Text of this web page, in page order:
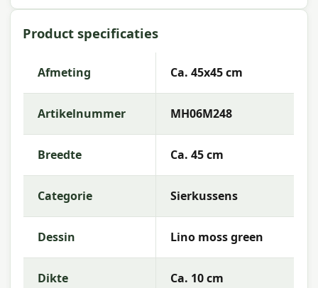
Artikelnummer:
EAN:8713229393373
Afmeting:Ca. 45x45 cm
Stof:100% Polyester
Vulling:Polyester Fiberfill
Rits:Ja (hoes afneembaar)
Garantie:2 jaar
Product specificaties
Afmeting Ca. 45x45 cm
Artikelnummer MH06M248
Breedte Ca. 45 cm
Categorie Sierkussens
Dessin Lino moss green
Dikte Ca. 10 cm